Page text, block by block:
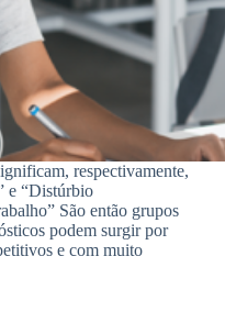
respectivamente,
e “Distúrbio
São então grupos
podem surgir por
e com muito